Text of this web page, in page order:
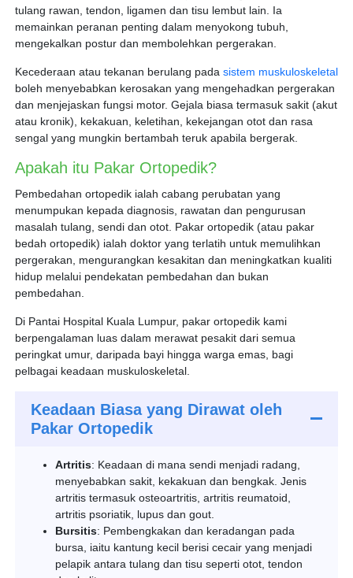
tulang rawan, tendon, ligamen dan tisu lembut lain. Ia
memainkan peranan penting dalam menyokong tubuh,
mengekalkan postur dan membolehkan pergerakan.
Kecederaan atau tekanan berulang pada sistem muskuloskeletal
boleh menyebabkan kerosakan yang mengehadkan pergerakan
dan menjejaskan fungsi motor. Gejala biasa termasuk sakit (akut
atau kronik), kekakuan, keletihan, kekejangan otot dan rasa
sengal yang mungkin bertambah teruk apabila bergerak.
Apakah itu Pakar Ortopedik?
Pembedahan ortopedik ialah cabang perubatan yang
menumpukan kepada diagnosis, rawatan dan pengurusan
masalah tulang, sendi dan otot. Pakar ortopedik (atau pakar
bedah ortopedik) ialah doktor yang terlatih untuk memulihkan
pergerakan, mengurangkan kesakitan dan meningkatkan kualiti
hidup melalui pendekatan pembedahan dan bukan
pembedahan.
Di Pantai Hospital Kuala Lumpur, pakar ortopedik kami
berpengalaman luas dalam merawat pesakit dari semua
peringkat umur, daripada bayi hingga warga emas, bagi
pelbagai keadaan muskuloskeletal.
Keadaan Biasa yang Dirawat oleh
Pakar Ortopedik
Artritis: Keadaan di mana sendi menjadi radang,
menyebabkan sakit, kekakuan dan bengkak. Jenis
artritis termasuk osteoartritis, artritis reumatoid,
artritis psoriatik, lupus dan gout.
Bursitis: Pembengkakan dan keradangan pada
bursa, iaitu kantung kecil berisi cecair yang menjadi
pelapik antara tulang dan tisu seperti otot, tendon